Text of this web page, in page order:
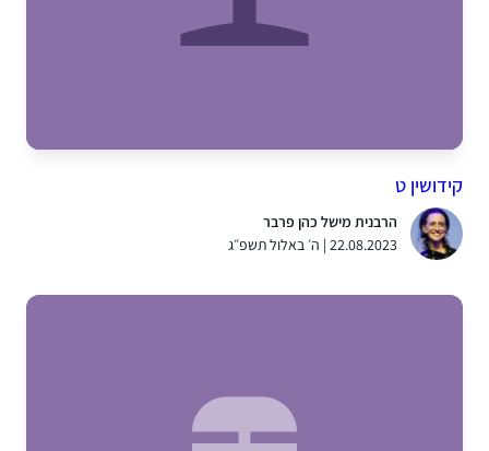
קידושין ט
הרבנית מישל כהן פרבר
22.08.2023 | ה׳ באלול תשפ״ג